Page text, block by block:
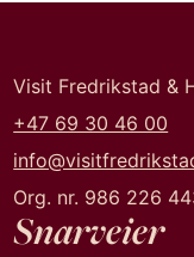
Visit Fredrikstad &
+47 69 30 46 00
Org. nr. 986 226
Snarveier